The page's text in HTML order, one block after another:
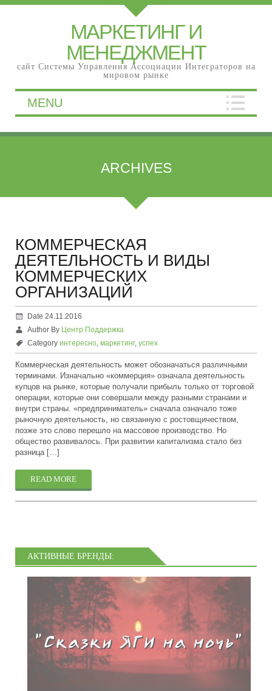
МАРКЕТИНГ И
МЕНЕДЖМЕНТ
сайт Системы Управления Ассоциации Интеграторов на
мировом рынке
MENU
ARCHIVES
КОММЕРЧЕСКАЯ
ДЕЯТЕЛЬНОСТЬ И ВИДЫ
КОММЕРЧЕСКИХ
ОРГАНИЗАЦИЙ
Date 24.11.2016
Author By Центр Поддержка
Category интересно, маркетинг, успех
Коммерческая деятельность может обозначаться различными
терминами. Изначально «коммерция» означала деятельность
купцов на рынке, которые получали прибыль только от торговой
операции, которые они совершали между разными странами и
внутри страны. «предприниматель» сначала означало тоже
рыночную деятельность, но связанную с ростовщичеством,
позже это слово перешло на массовое производство. Но
общество развивалось. При развитии капитализма стало без
разница […]
READ MORE
АКТИВНЫЕ БРЕНДЫ: